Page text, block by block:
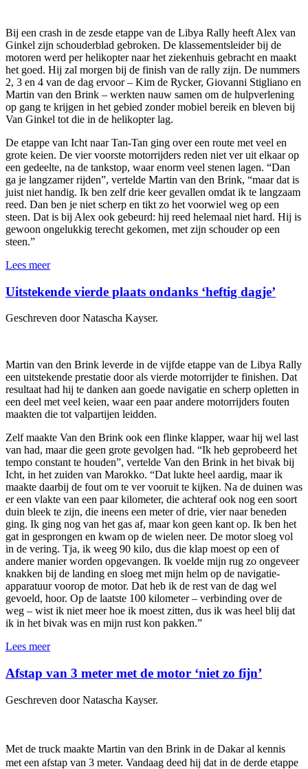
Bij een crash in de zesde etappe van de Libya Rally heeft Alex van
Ginkel zijn schouderblad gebroken. De klassementsleider bij de
motoren werd per helikopter naar het ziekenhuis gebracht en maakt
het goed. Hij zal morgen bij de finish van de rally zijn. De nummers
2, 3 en 4 van de dag ervoor – Kim de Rycker, Giovanni Stigliano en
Martin van den Brink – werkten nauw samen om de hulpverlening
op gang te krijgen in het gebied zonder mobiel bereik en bleven bij
Van Ginkel tot die in de helikopter lag.
De etappe van Icht naar Tan-Tan ging over een route met veel en
grote keien. De vier voorste motorrijders reden niet ver uit elkaar op
een gedeelte, na de tankstop, waar enorm veel stenen lagen. “Dan
ga je langzamer rijden”, vertelde Martin van den Brink, “maar dat is
juist niet handig. Ik ben zelf drie keer gevallen omdat ik te langzaam
reed. Dan ben je niet scherp en tikt zo het voorwiel weg op een
steen. Dat is bij Alex ook gebeurd: hij reed helemaal niet hard. Hij is
gewoon ongelukkig terecht gekomen, met zijn schouder op een
steen.”
Lees meer
Uitstekende vierde plaats ondanks ‘heftig dagje’
Geschreven door Natascha Kayser.
Martin van den Brink leverde in de vijfde etappe van de Libya Rally
een uitstekende prestatie door als vierde motorrijder te finishen. Dat
resultaat had hij te danken aan goede navigatie en scherp opletten in
een deel met veel keien, waar een paar andere motorrijders fouten
maakten die tot valpartijen leidden.
Zelf maakte Van den Brink ook een flinke klapper, waar hij wel last
van had, maar die geen grote gevolgen had. “Ik heb geprobeerd het
tempo constant te houden”, vertelde Van den Brink in het bivak bij
Icht, in het zuiden van Marokko. “Dat lukte heel aardig, maar ik
maakte daarbij de fout om te ver vooruit te kijken. Na de duinen was
er een vlakte van een paar kilometer, die achteraf ook nog een soort
duin bleek te zijn, die ineens een meter of drie, vier naar beneden
ging. Ik ging nog van het gas af, maar kon geen kant op. Ik ben het
gat in gesprongen en kwam op de wielen neer. De motor sloeg vol
in de vering. Tja, ik weeg 90 kilo, dus die klap moest op een of
andere manier worden opgevangen. Ik voelde mijn rug zo ongeveer
knakken bij de landing en sloeg met mijn helm op de navigatie-
apparatuur voorop de motor. Dat heb ik de rest van de dag wel
gevoeld, hoor. Op de laatste 100 kilometer – verbinding over de
weg – wist ik niet meer hoe ik moest zitten, dus ik was heel blij dat
ik in het bivak was en mijn rust kon pakken.”
Lees meer
Afstap van 3 meter met de motor ‘niet zo fijn’
Geschreven door Natascha Kayser.
Met de truck maakte Martin van den Brink in de Dakar al kennis
met een afstap van 3 meter. Vandaag deed hij dat in de derde etappe